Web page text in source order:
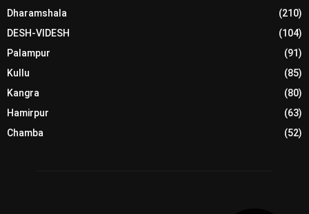
Dharamshala
(210)
DESH-VIDESH
(104)
Palampur
(91)
Kullu
(85)
Kangra
(80)
Hamirpur
(63)
Chamba
(52)